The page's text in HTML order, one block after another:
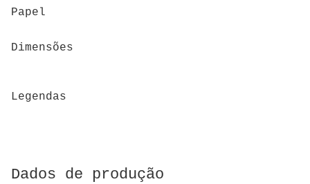
Papel
Dimensões
Legendas
Dados de produção